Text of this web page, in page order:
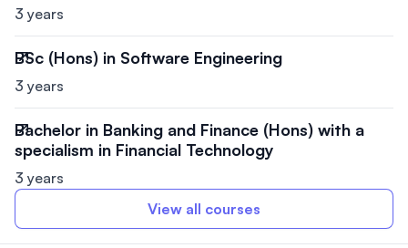
3 years
BSc (Hons) in Software Engineering
3 years
Bachelor in Banking and Finance (Hons) with a
specialism in Financial Technology
3 years
View all courses